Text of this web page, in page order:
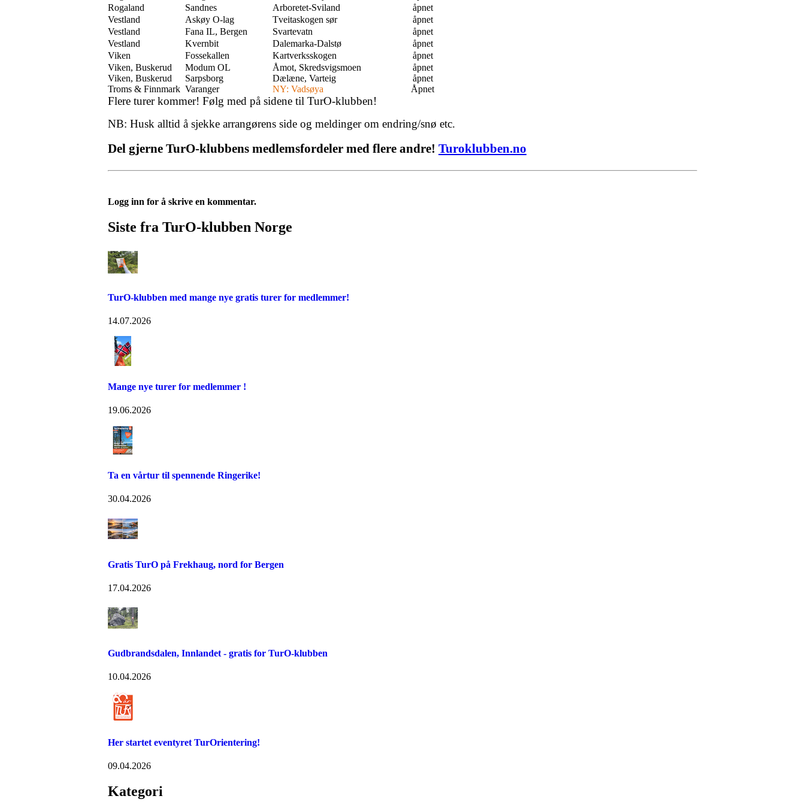
Rogaland
Sandnes Arboretet-Sviland
åpnet
Vestland
Askøy O-lag Tveitaskogen sør
åpnet
Vestland
Fana IL, Bergen Svartevatn
åpnet
Vestland
Kvernbit Dalemarka-Dalstø
åpnet
Viken
Fossekallen Kartverksskogen
åpnet
Viken, Buskerud
Modum OL Åmot, Skredsvigsmoen
åpnet
Viken, Buskerud
Sarpsborg Dælæne, Varteig
åpnet
Troms & Finnmark Varanger NY: Vadsøya Åpnet
Flere turer kommer! Følg med på sidene til TurO-klubben!
NB: Husk alltid å sjekke arrangørens side og meldinger om endring/snø etc.
Del gjerne TurO-klubbens medlemsfordeler med flere andre! Turoklubben.no
Logg inn for å skrive en kommentar.
Siste fra TurO-klubben Norge
TurO-klubben med mange nye gratis turer for medlemmer!
14.07.2026
Mange nye turer for medlemmer !
19.06.2026
Ta en vårtur til spennende Ringerike!
30.04.2026
Gratis TurO på Frekhaug, nord for Bergen
17.04.2026
Gudbrandsdalen, Innlandet - gratis for TurO-klubben
10.04.2026
Her startet eventyret TurOrientering!
09.04.2026
Kategori